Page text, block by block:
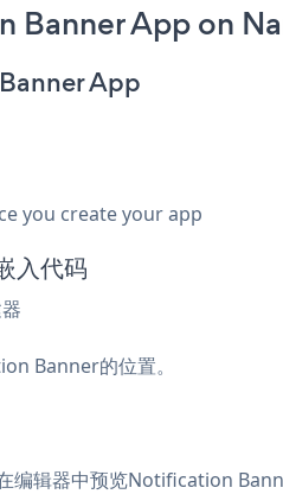
Banner App on
App
you create your app
入代码
Banner的位置。
编辑器中预览Notification